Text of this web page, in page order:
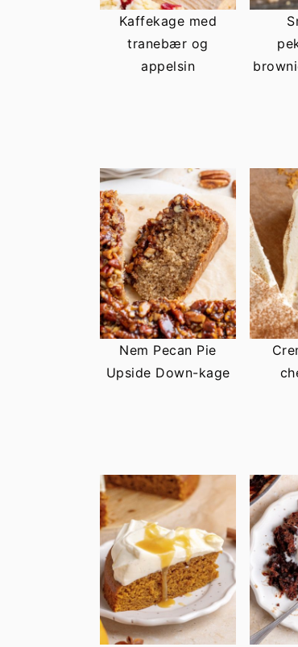
Kaffekage med
tranebær og
appelsin
Nem Pecan Pie
Upside Down-kage